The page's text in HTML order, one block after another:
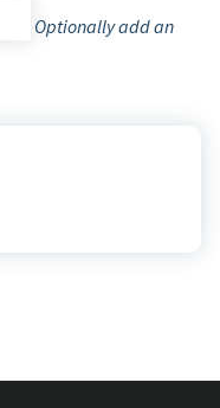
Optionally add an